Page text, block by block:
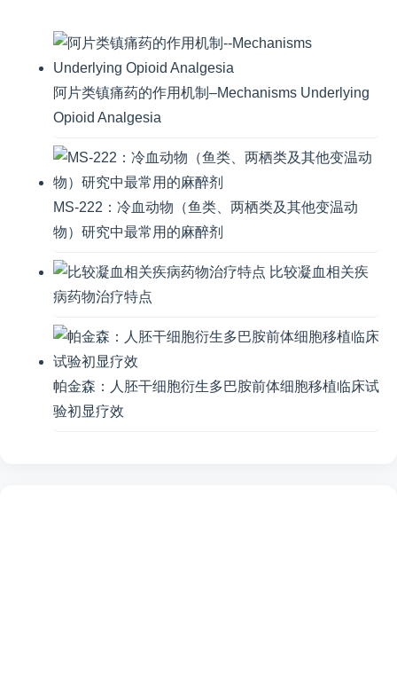
阿片类镇痛药的作用机制–Mechanisms Underlying
Opioid Analgesia
MS-222：冷血动物（鱼类、两栖类及其他变温动
物）研究中最常用的麻醉剂
比较凝血相关疾
病药物治疗特点
帕金森：人胚干细胞衍生多巴胺前体细胞移植临床试
验初显疗效